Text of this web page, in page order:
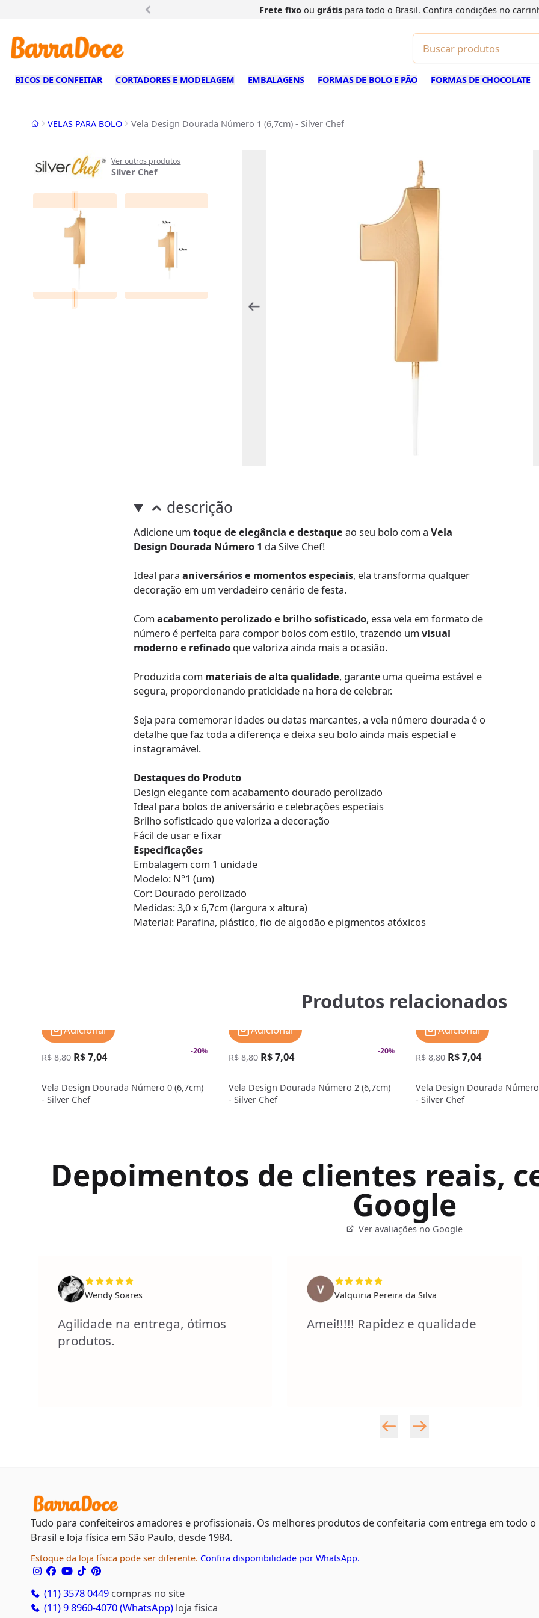
Frete fixoou grátispara todo o Brasil. Confira condições no
BICOS DE CONFEITAR CORTADORES E MODELAGEM EMBALAGENS FORMAS DE BOLO E PÃO FORMAS DE CHOCOLATE
InícioVELAS PARA BOLO Vela Design Dourada Número 1 (6,7cm) - Silver Chef
Ver outros produtos
Silver Chef
descrição
Adicione umtoque de elegância e destaque ao seu bolo com aVela
Design Dourada Número 1 da Silve Chef!
Ideal paraaniversários e momentos especiais, ela transforma qualquer
decoração em um verdadeiro cenário de festa.
Comacabamento perolizado e brilho sofisticado, essa vela em formato de
número é perfeita para compor bolos com estilo, trazendo umvisual
moderno e refinado que valoriza ainda mais a ocasião.
Produzida com materiais de alta qualidade, garante uma queima estável e
segura, proporcionando praticidade na hora de celebrar.
Seja para comemorar idades ou datas marcantes, a vela número dourada é o
detalhe que faz toda a diferença e deixa seu bolo ainda mais especial e
instagramável.
Destaques do Produto
Design elegante com acabamento dourado perolizado
Ideal para bolos de aniversário e celebrações especiais
Brilho sofisticado que valoriza a decoração
Fácil de usar e fixar
Especificações
Embalagem com 1 unidade
Modelo: N°1 (um)
Cor: Dourado perolizado
Medidas: 3,0 x 6,7cm (largura x altura)
Material: Parafina, plástico, fio de algodão e pigmentos atóxicos
Produtos relacionados
-20%
R$ 8,80 R$ 7,04
Vela Design Dourada Número 0 (6,7cm)
- Silver Chef
Adicionar
-20%
R$ 8,80 R$ 7,04
Vela Design Dourada Número 2 (6,7cm)
- Silver Chef
Adicionar
R$ 8,80 R$ 7,04
Vela Design Dourada
- Silver Chef
Adicionar
Depoimentos de clientes reais,
Google
Ver avaliações no Google
Wendy Soares
Agilidade na entrega, ótimos
produtos.
Valquiria Pereira da Silva
Amei!!!!! Rapidez e qualidade
Tudo para confeiteiros amadores e profissionais. Os melhores produtos de confeitaria com entrega em todo o
Brasil e loja física em São Paulo, desde 1984.
Estoque da loja física pode ser diferente. Confira disponibilidade por WhatsApp.
(11) 3578 0449 compras no site
(11) 9 8960-4070 (WhatsApp) loja física